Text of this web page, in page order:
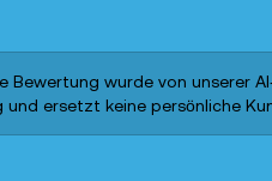
Bewertung wurde von unserer
und ersetzt keine persönliche